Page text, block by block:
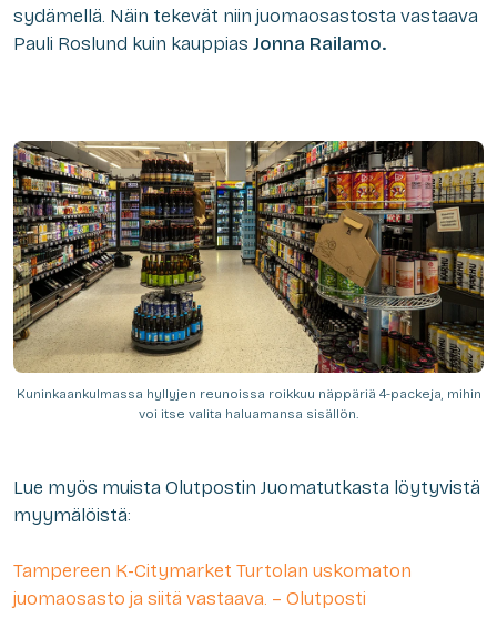
sydämellä. Näin tekevät niin juomaosastosta vastaava
Pauli Roslund kuin kauppias Jonna Railamo.
Kuninkaankulmassa hyllyjen reunoissa roikkuu näppäriä 4-packeja, mihin
voi itse valita haluamansa sisällön.
Lue myös muista Olutpostin Juomatutkasta löytyvistä
myymälöistä:
Tampereen K-Citymarket Turtolan uskomaton
juomaosasto ja siitä vastaava. – Olutposti